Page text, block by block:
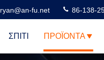
ryan@an-fu.net 86-138-
ΣΠΊΤΙ ΠΡΟΪΌΝΤΑ